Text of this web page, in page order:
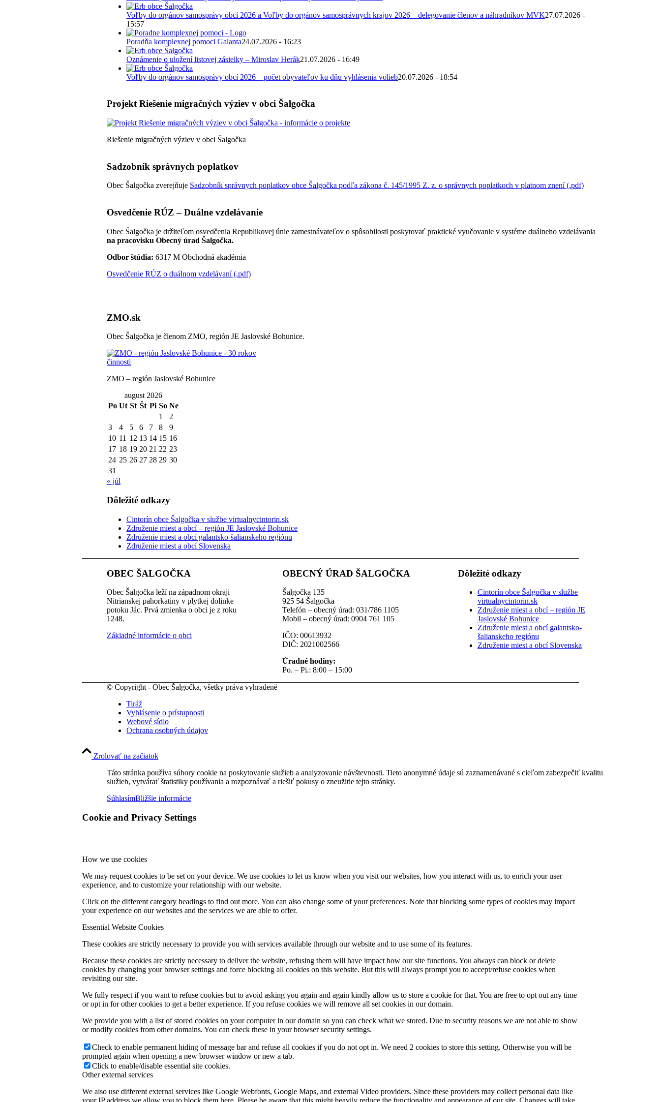
Voľby do orgánov samosprávy obcí 2026 a Voľby do orgánov samosprávnych krajov 2026 – delegovanie členov a náhradníkov MVK27.07.2026 -
15:57
Poradňa komplexnej pomoci Galanta24.07.2026 - 16:23
Oznámenie o uložení listovej zásielky – Miroslav Herák21.07.2026 - 16:49
Voľby do orgánov samosprávy obcí 2026 – počet obyvateľov ku dňu vyhlásenia volieb20.07.2026 - 18:54
Projekt Riešenie migračných výziev v obci Šalgočka
Riešenie migračných výziev v obci Šalgočka
Sadzobník správnych poplatkov
Obec Šalgočka zverejňuje Sadzobník správnych poplatkov obce Šalgočka podľa zákona č. 145/1995 Z. z. o správnych poplatkoch v platnom znení (.pdf)
Osvedčenie RÚZ – Duálne vzdelávanie
Obec Šalgočka je držiteľom osvedčenia Republikovej únie zamestnávateľov o spôsobilosti poskytovať praktické vyučovanie v systéme duálneho vzdelávania
na pracovisku Obecný úrad Šalgočka.
Odbor štúdia: 6317 M Obchodná akadémia
Osvedčenie RÚZ o duálnom vzdelávaní (.pdf)
ZMO.sk
Obec Šalgočka je členom ZMO, región JE Jaslovské Bohunice.
ZMO – región Jaslovské Bohunice
august 2026
Po Ut St Št Pi So Ne
1
2
3
4 5 6 7 8
9
10 11 12 13 14 15 16
17 18 19 20 21 22 23
24 25 26 27 28 29 30
31
« júl
Dôležité odkazy
Cintorín obce Šalgočka v službe virtualnycintorin.sk
Združenie miest a obcí – región JE Jaslovské Bohunice
Združenie miest a obcí galantsko-šalianskeho regiónu
Združenie miest a obcí Slovenska
OBEC ŠALGOČKA
Obec Šalgočka leží na západnom okraji
Nitrianskej pahorkatiny v plytkej dolinke
potoku Jác. Prvá zmienka o obci je z roku
1248.
Základné informácie o obci
OBECNÝ ÚRAD ŠALGOČKA
Šalgočka 135
925 54 Šalgočka
Telefón – obecný úrad: 031/786 1105
Mobil – obecný úrad: 0904 761 105
IČO: 00613932
DIČ: 2021002566
Úradné hodiny:
Po. – Pi.: 8:00 – 15:00
Dôležité odkazy
Cintorín obce Šalgočka v službe
virtualnycintorin.sk
Združenie miest a obcí – región JE
Jaslovské Bohunice
Združenie miest a obcí galantsko-
šalianskeho regiónu
Združenie miest a obcí Slovenska
© Copyright - Obec Šalgočka, všetky práva vyhradené
Tiráž
Vyhlásenie o prístupnosti
Webové sídlo
Ochrana osobných údajov
Zrolovať na začiatok
Táto stránka používa súbory cookie na poskytovanie služieb a analyzovanie návštevnosti. Tieto anonymné údaje sú zaznamenávané s cieľom zabezpečiť kvalitu
služieb, vytvárať štatistiky používania a rozpoznávať a riešiť pokusy o zneužitie tejto stránky.
SúhlasímBližšie informácie
Cookie and Privacy Settings
How we use cookies
We may request cookies to be set on your device. We use cookies to let us know when you visit our websites, how you interact with us, to enrich your user
experience, and to customize your relationship with our website.
Click on the different category headings to find out more. You can also change some of your preferences. Note that blocking some types of cookies may impact
your experience on our websites and the services we are able to offer.
Essential Website Cookies
These cookies are strictly necessary to provide you with services available through our website and to use some of its features.
Because these cookies are strictly necessary to deliver the website, refusing them will have impact how our site functions. You always can block or delete
cookies by changing your browser settings and force blocking all cookies on this website. But this will always prompt you to accept/refuse cookies when
revisiting our site.
We fully respect if you want to refuse cookies but to avoid asking you again and again kindly allow us to store a cookie for that. You are free to opt out any time
or opt in for other cookies to get a better experience. If you refuse cookies we will remove all set cookies in our domain.
We provide you with a list of stored cookies on your computer in our domain so you can check what we stored. Due to security reasons we are not able to show
or modify cookies from other domains. You can check these in your browser security settings.
Check to enable permanent hiding of message bar and refuse all cookies if you do not opt in. We need 2 cookies to store this setting. Otherwise you will be
prompted again when opening a new browser window or new a tab.
Click to enable/disable essential site cookies.
Other external services
We also use different external services like Google Webfonts, Google Maps, and external Video providers. Since these providers may collect personal data like
your IP address we allow you to block them here. Please be aware that this might heavily reduce the functionality and appearance of our site. Changes will take